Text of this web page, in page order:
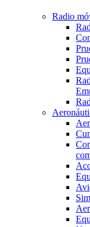
Radio